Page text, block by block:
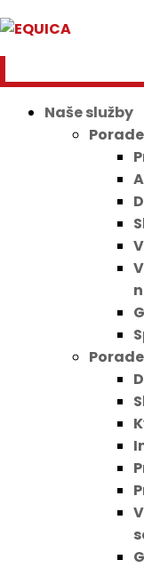
Naše služby